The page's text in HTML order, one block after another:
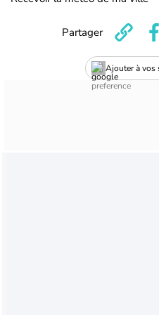
Ajouter à vos
Partager